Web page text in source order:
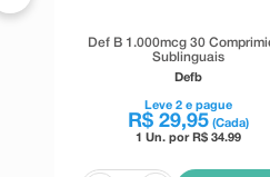
Def B 1.000mcg 30
Sublinguais
Defb
Leve2 e pague
R$ 29,95 (Cada)
1 Un. por R$34.99